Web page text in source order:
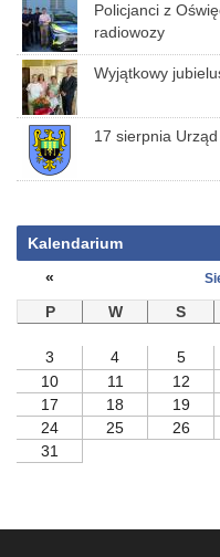
Policjanci z
radiowozy
Wyjątkowy
17 sierpnia
Kalendarium
«
P
W S
3
4 5
10
11 12
17
18 19
24
25 26
31